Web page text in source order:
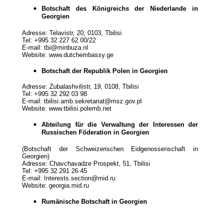
Botschaft des Königreichs der Niederlande in
Georgien
Adresse: Telavistr, 20, 0103, Tbilisi
Tel: +995 32 227 62 00/22
E-mail: tbi@minbuza.nl
Website: www.dutchembassy.ge
Botschaft der Republik Polen in Georgien
Adresse: Zubalashvilistr, 19, 0108, Tbilisi
Tel: +995 32 292 03 98
E-mail: tbilisi.amb.sekretariat@msz.gov.pl
Website: www.tbilisi.polemb.net
Abteilung für die Verwaltung der Interessen der
Russischen Föderation in Georgien
(Botschaft der Schweizerischen Eidgenossenschaft in
Georgien)
Adresse: Chavchavadze Prospekt, 51, Tbilisi
Tel: +995 32 291 26 45
E-mail: Interests.section@mid.ru
Website: georgia.mid.ru
Rumänische Botschaft in Georgien